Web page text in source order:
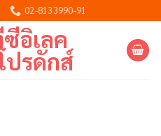
02-8133990-91